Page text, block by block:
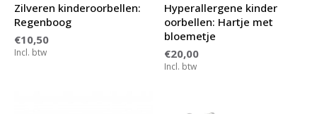
Zilveren kinderoorbellen:
Regenboog
€10,50
Incl. btw
Hyperallergene kinder
oorbellen: Hartje met
bloemetje
€20,00
Incl. btw